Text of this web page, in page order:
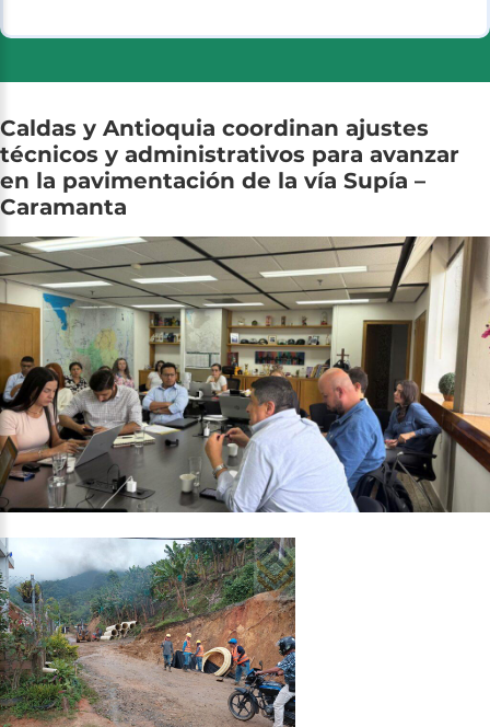
Caldas y Antioquia coordinan ajustes
técnicos y administrativos para avanzar
en la pavimentación de la vía Supía –
Caramanta